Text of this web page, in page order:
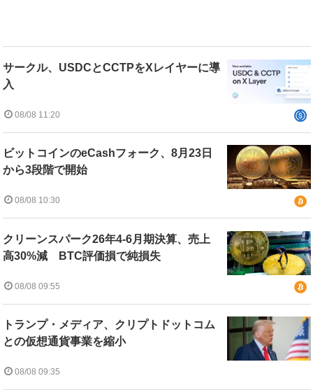
サークル、USDCとCCTPをXレイヤーに導
入
08/08 11:20
ビットコインのeCashフォーク、8月23日
から3段階で開始
08/08 10:30
クリーンスパーク26年4-6月期決算、売上
高30%減 BTC評価損で純損失
08/08 09:55
トランプ・メディア、クリプトドットコム
との仮想通貨事業を縮小
08/08 09:35